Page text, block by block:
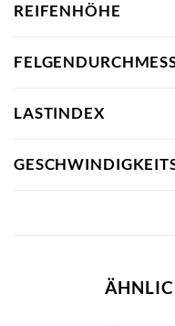
REIFENHÖHE
LASTINDEX